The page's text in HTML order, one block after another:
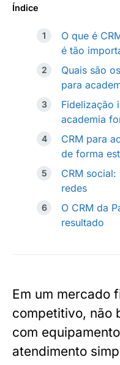
Índice
O que é
é tão
Quais são
para
Fidelização
academia
CRM para
de forma
CRM
redes
O CRM da
resultado
Em um mercado
competitivo, não
com
atendimento